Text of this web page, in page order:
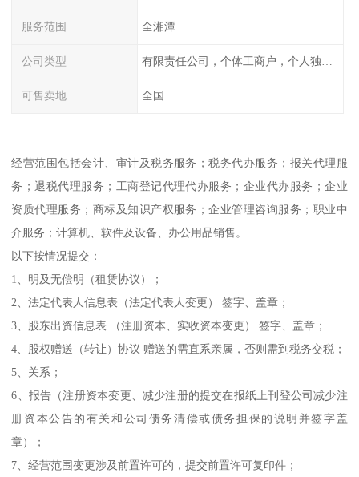
服务范围 全湘潭
公司类型
可售卖地 全国
经营范围包括会计、审计及税务服务；税务代办服务；报关代理服
务；退税代理服务；工商登记代理代办服务；企业代办服务；企业
资质代理服务；商标及知识产权服务；企业管理咨询服务；职业中
介服务；计算机、软件及设备、办公用品销售。
以下按情况提交：
1、明及无偿明（租赁协议）；
2、法定代表人信息表（法定代表人变更） 签字、盖章；
3、股东出资信息表 （注册资本、实收资本变更） 签字、盖章；
4、股权赠送（转让）协议 赠送的需直系亲属，否则需到税务交税；
5、关系；
6、报告（注册资本变更、减少注册的提交在报纸上刊登公司减少注
册资本公告的有关和公司债务清偿或债务担保的说明并签字盖
章）；
7、经营范围变更涉及前置许可的，提交前置许可复印件；